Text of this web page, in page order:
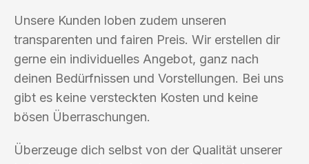
Unsere Kunden loben zudem unseren
transparenten und fairen Preis. Wir erstellen dir
gerne ein individuelles Angebot, ganz nach
deinen Bedürfnissen und Vorstellungen. Bei uns
gibt es keine versteckten Kosten und keine
bösen Überraschungen.
Überzeuge dich selbst von der Qualität unserer